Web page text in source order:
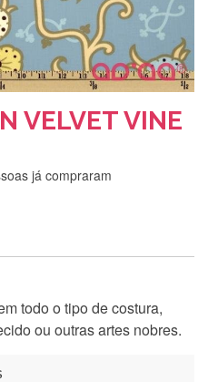
VELVET VINE
já compraram
todo o tipo de costura,
ou outras artes nobres.